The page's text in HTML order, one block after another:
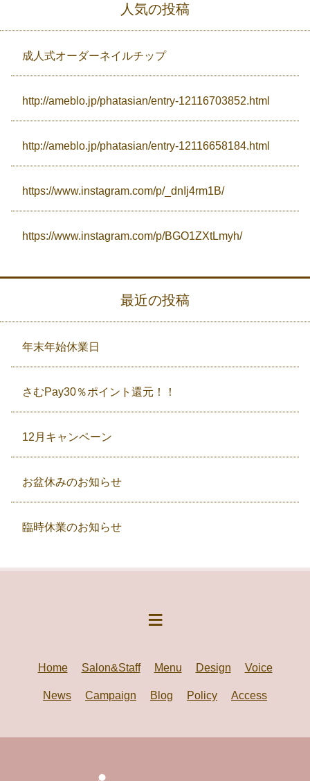
Access
人気の投稿
成人式オーダーネイルチップ
http://ameblo.jp/phatasian/entry-12116703852.html
http://ameblo.jp/phatasian/entry-12116658184.html
https://www.instagram.com/p/_dnIj4rm1B/
https://www.instagram.com/p/BGO1ZXtLmyh/
最近の投稿
年末年始休業日
さむPay30％ポイント還元！！
12月キャンペーン
お盆休みのお知らせ
臨時休業のお知らせ
Home Salon&Staff Menu Design Voice
News Campaign Blog Policy Access